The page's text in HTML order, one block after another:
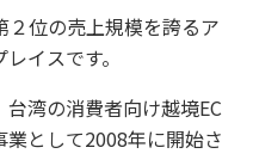
位の売上規模を誇るア
イスです。
湾の消費者向け越境EC
として2008年に開始さ